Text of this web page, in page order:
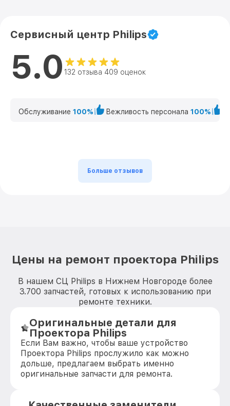
Сервисный центр Philips
5.0 132 отзыва 409 оценок
Обслуживание 100% Вежливость персонала 100%
Больше отзывов
Цены на ремонт проектора Philips
В нашем СЦ Philips в Нижнем Новгороде более
3.700 запчастей, готовых к использованию при
ремонте техники.
Оригинальные детали для
Проектора Philips
Если Вам важно, чтобы ваше устройство
Проектора Philips прослужило как можно
дольше, предлагаем выбрать именно
оригинальные запчасти для ремонта.